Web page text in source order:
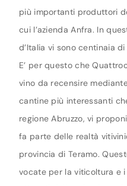
più importanti produttori
cui l’azienda Anfra. In
d’Italia vi sono centinaia
E’ per questo che
vino da recensire
cantine più interessanti
regione Abruzzo, vi
fa parte delle realtà
provincia di Teramo.
vocate per la viticoltura e